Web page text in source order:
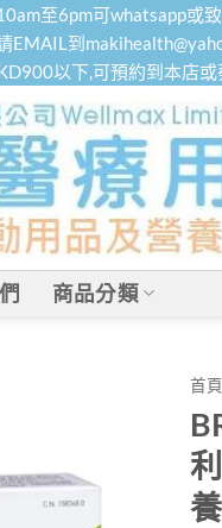
至6pm可whatsapp或
到
以下,可預約到本店
商品分類
首頁